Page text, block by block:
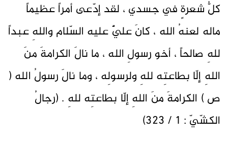
كلُّ شعرةٍ في جسدي ، لقد إدّعى أمراً عظيماً
ماله لعنهُ الله ، كانَ عليٌّ عليه السّلام واللهِ عبداً
للهِ صالحاً ، أخو رسولِ الله ، ما نالَ الكرامةَ منَ
اللهِ إلّا بطاعتِه للهِ ولرسولِه ، وما نالَ رسولُ الله (
ص ) الكرامةَ منَ اللهِ إلّا بطاعتِه للهِ . (رجالُ
الكشّيّ : 1 / 323)